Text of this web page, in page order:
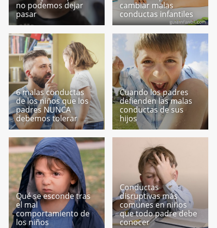
no podemos dejar
pasar
cambiar malas
conductas infantiles
6 malas conductas
de los niños que los
padres NUNCA
debemos tolerar
Cuando los padres
defienden las malas
conductas de sus
hijos
Qué se esconde tras
el mal
comportamiento de
los niños
Conductas
disruptivas más
comunes en niños
que todo padre debe
conocer